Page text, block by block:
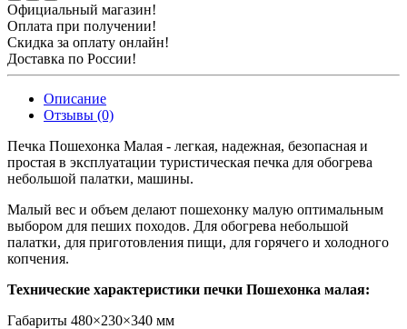
Официальный магазин!
Оплата при получении!
Скидка за оплату онлайн!
Доставка по России!
Описание
Отзывы (0)
Печка Пошехонка Малая - легкая, надежная, безопасная и
простая в эксплуатации туристическая печка для обогрева
небольшой палатки, машины.
Малый вес и объем делают пошехонку малую оптимальным
выбором для пеших походов. Для обогрева небольшой
палатки, для приготовления пищи, для горячего и холодного
копчения.
Технические характеристики печки Пошехонка малая:
Габариты 480×230×340 мм